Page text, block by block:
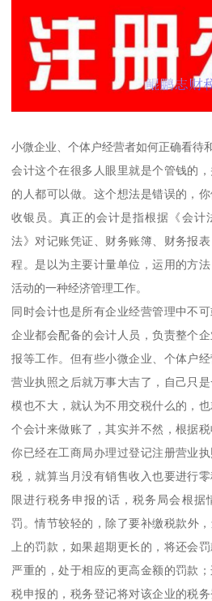
小微企业、个体户经营者如何正确看待
会计这个在很多人眼里就是个管钱的
的人都可以做。这个想法是错误的，
收银员。真正的会计是指根据《会计
法》对记账凭证、财务账簿、财务报
程。是以为主要计量单位，运用的方
活动的一种经济管理工作。
同时会计也是所有企业经营管理中不
企业都会配备的会计人员，负责整个
报等工作。但有些小微企业、个体户
营业执照之后就万事大吉了，自己只
模也不大，就认为不用交税什么的，
个会计来做账了，其实并不然，根据
你已经在工商局办理过登记注册营业
税，就算当月没有销售收入也要进行
限进行税务申报的话，税务局会根据
罚。情节较轻的，除了要补缴税款外，
上的罚款，如果超期更长的，将还会
严重的，处于相应的更高金额的罚款
税申报的，税务登记将对该企业的税